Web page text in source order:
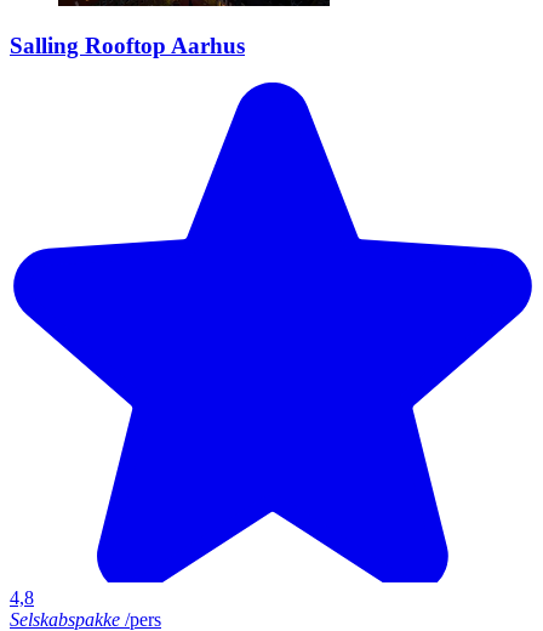
Salling Rooftop Aarhus
4,8
Selskabspakke /pers